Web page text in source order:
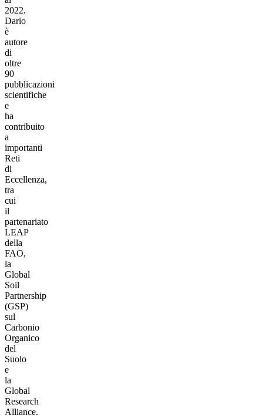
2022.
Dario
è
autore
di
oltre
90
pubblicazioni
scientifiche
e
ha
contribuito
a
importanti
Reti
di
Eccellenza,
tra
cui
il
partenariato
LEAP
della
FAO,
la
Global
Soil
Partnership
(GSP)
sul
Carbonio
Organico
del
Suolo
e
la
Global
Research
Alliance.